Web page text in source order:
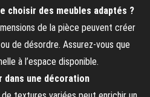
choisir des meubles adaptés ?
de la pièce peuvent créer
de désordre. Assurez-vous que
à l’espace disponible.
une décoration